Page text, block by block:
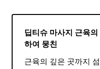
딥티슈 마사지 근육
하여 뭉친
근육의 깊은 곳까지